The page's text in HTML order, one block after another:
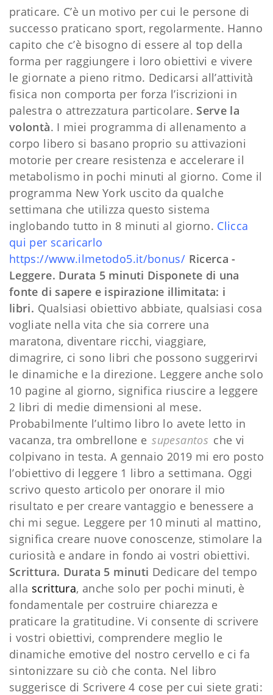
praticare. C’è un motivo per cui le persone di
successo praticano sport, regolarmente. Hanno
capito che c’è bisogno di essere al top della
forma per raggiungere i loro obiettivi e vivere
le giornate a pieno ritmo. Dedicarsi all’attività
fisica non comporta per forza l’iscrizioni in
palestra o attrezzatura particolare. Serve la
volontà. I miei programma di allenamento a
corpo libero si basano proprio su attivazioni
motorie per creare resistenza e accelerare il
metabolismo in pochi minuti al giorno. Come il
programma New York uscito da qualche
settimana che utilizza questo sistema
inglobando tutto in 8 minuti al giorno. Clicca
qui per scaricarlo
https://www.ilmetodo5.it/bonus/ Ricerca -
Leggere. Durata 5 minuti Disponete di una
fonte di sapere e ispirazione illimitata: i
libri. Qualsiasi obiettivo abbiate, qualsiasi cosa
vogliate nella vita che sia correre una
maratona, diventare ricchi, viaggiare,
dimagrire, ci sono libri che possono suggerirvi
le dinamiche e la direzione. Leggere anche solo
10 pagine al giorno, significa riuscire a leggere
2 libri di medie dimensioni al mese.
Probabilmente l’ultimo libro lo avete letto in
vacanza, tra ombrellone e supesantos che vi
colpivano in testa. A gennaio 2019 mi ero posto
l’obiettivo di leggere 1 libro a settimana. Oggi
scrivo questo articolo per onorare il mio
risultato e per creare vantaggio e benessere a
chi mi segue. Leggere per 10 minuti al mattino,
significa creare nuove conoscenze, stimolare la
curiosità e andare in fondo ai vostri obiettivi.
Scrittura. Durata 5 minuti Dedicare del tempo
alla scrittura, anche solo per pochi minuti, è
fondamentale per costruire chiarezza e
praticare la gratitudine. Vi consente di scrivere
i vostri obiettivi, comprendere meglio le
dinamiche emotive del nostro cervello e ci fa
sintonizzare su ciò che conta. Nel libro
suggerisce di Scrivere 4 cose per cui siete grati: